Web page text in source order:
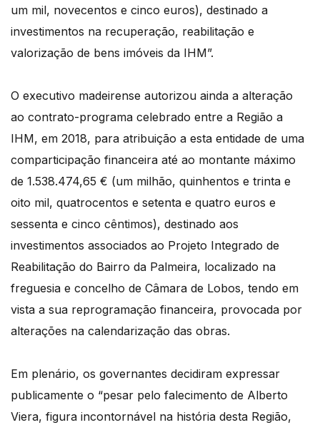
um mil, novecentos e cinco euros), destinado a
investimentos na recuperação, reabilitação e
valorização de bens imóveis da IHM”.
O executivo madeirense autorizou ainda a alteração
ao contrato-programa celebrado entre a Região a
IHM, em 2018, para atribuição a esta entidade de uma
comparticipação financeira até ao montante máximo
de 1.538.474,65 € (um milhão, quinhentos e trinta e
oito mil, quatrocentos e setenta e quatro euros e
sessenta e cinco cêntimos), destinado aos
investimentos associados ao Projeto Integrado de
Reabilitação do Bairro da Palmeira, localizado na
freguesia e concelho de Câmara de Lobos, tendo em
vista a sua reprogramação financeira, provocada por
alterações na calendarização das obras.
Em plenário, os governantes decidiram expressar
publicamente o “pesar pelo falecimento de Alberto
Viera, figura incontornável na história desta Região,